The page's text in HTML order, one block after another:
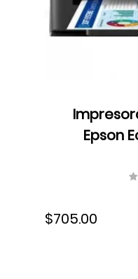
Epson
1200 dpi,
ppm,
$705.00